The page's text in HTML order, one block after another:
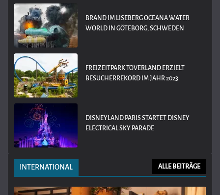
BRAND IM LISEBERG OCEANA WATER
WORLD IN GÖTEBORG, SCHWEDEN
FREIZEITPARK TOVERLAND ERZIELT
BESUCHERREKORD IM JAHR 2023
DISNEYLAND PARIS STARTET DISNEY
ELECTRICAL SKY PARADE
INTERNATIONAL ALLE BEITRÄGE